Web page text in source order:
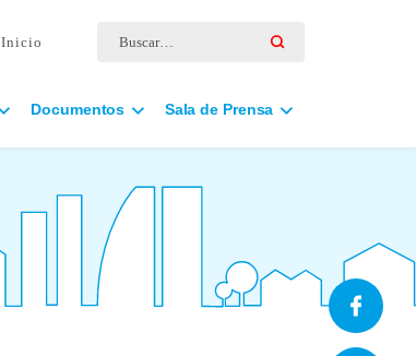
Buscar por:
Inicio
Documentos Sala de Prensa